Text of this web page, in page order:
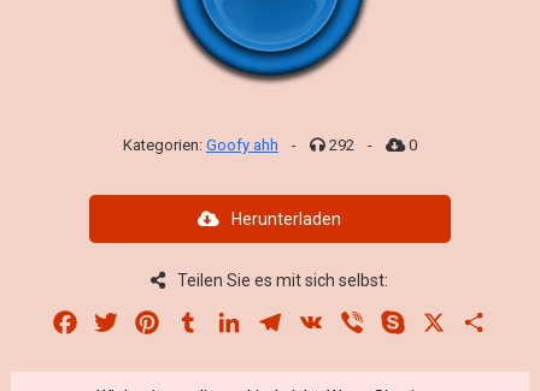
Kategorien: Goofy ahh - 292 - 0
Herunterladen
Teilen Sie es mit sich selbst:
Facebook
Twitter PinterestTumblrLinkedInTelegram
VK Viber Skype